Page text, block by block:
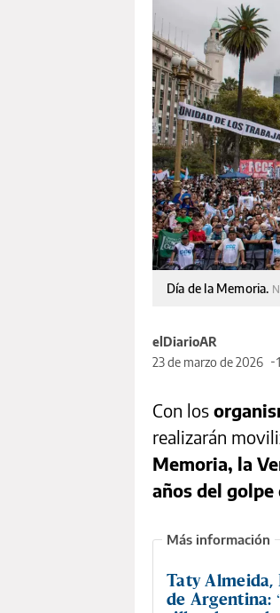
Día de la Memoria.
elDiarioAR
23 de marzo de 2026
Con los
realizarán
Memoria, la
años del golpe
Taty Almeida,
de Argentina: